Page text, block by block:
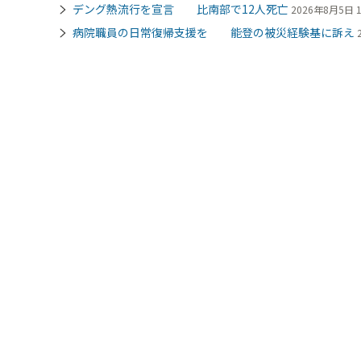
デング熱流行を宣言 比南部で12人死亡 2026年8月5日
病院職員の日常復帰支援を 能登の被災経験基に訴え